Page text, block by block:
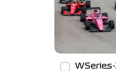
WSeries-